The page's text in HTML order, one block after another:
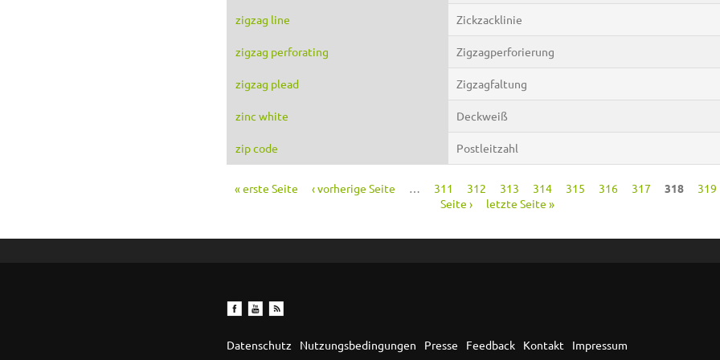
zigzag line Zickzacklinie
zigzag perforating Zigzagperforierung
zigzag plead Zigzagfaltung
zinc white Deckweiß
zip code Postleitzahl
« erste Seite ‹ vorherige Seite 311 312 313 314 315 316 317 318 319
Seite ›
letzte Seite »
Datenschutz Nutzungsbedingungen Presse Feedback Kontakt Impressum